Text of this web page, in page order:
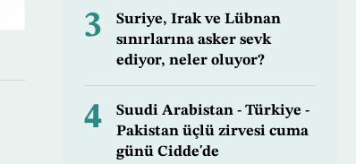
3
Suriye, Irak ve Lübnan
sınırlarına asker sevk
ediyor, neler oluyor?
4
Suudi Arabistan - Türkiye -
Pakistan üçlü zirvesi cuma
günü Cidde'de